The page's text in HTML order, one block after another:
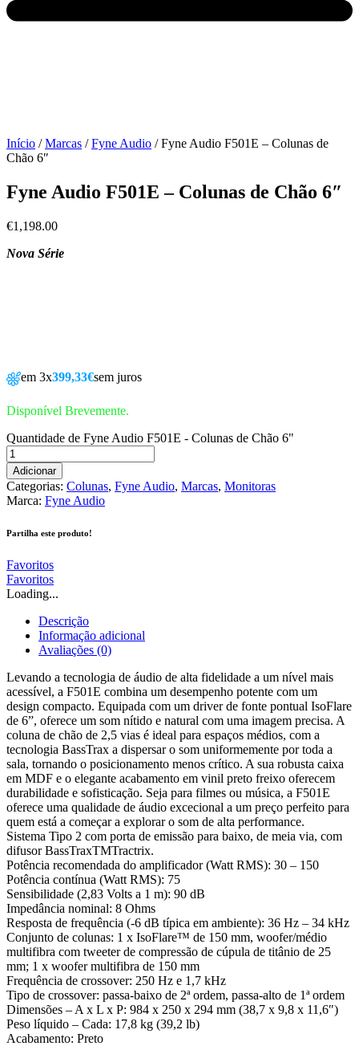
Início /Marcas /Fyne Audio / Fyne Audio F501E – Colunas de
Chão 6″
Fyne Audio F501E – Colunas de Chão 6″
€1,198.00
Nova Série
em 3x399,33€sem juros
Disponível Brevemente.
Quantidade de Fyne Audio F501E - Colunas de Chão 6"
Adicionar
Categorias: Colunas, Fyne Audio, Marcas, Monitoras
Marca: Fyne Audio
Partilha este produto!
Favoritos
Favoritos
Loading...
Descrição
Informação adicional
Avaliações (0)
Levando a tecnologia de áudio de alta fidelidade a um nível mais
acessível, a F501E combina um desempenho potente com um
design compacto. Equipada com um driver de fonte pontual IsoFlare
de 6”, oferece um som nítido e natural com uma imagem precisa. A
coluna de chão de 2,5 vias é ideal para espaços médios, com a
tecnologia BassTrax a dispersar o som uniformemente por toda a
sala, tornando o posicionamento menos crítico. A sua robusta caixa
em MDF e o elegante acabamento em vinil preto freixo oferecem
durabilidade e sofisticação. Seja para filmes ou música, a F501E
oferece uma qualidade de áudio excecional a um preço perfeito para
quem está a começar a explorar o som de alta performance.
Sistema Tipo 2 com porta de emissão para baixo, de meia via, com
difusor BassTraxTMTractrix.
Potência recomendada do amplificador (Watt RMS): 30 – 150
Potência contínua (Watt RMS): 75
Sensibilidade (2,83 Volts a 1 m): 90 dB
Impedância nominal: 8 Ohms
Resposta de frequência (-6 dB típica em ambiente): 36 Hz – 34 kHz
Conjunto de colunas: 1 x IsoFlare™ de 150 mm, woofer/médio
multifibra com tweeter de compressão de cúpula de titânio de 25
mm; 1 x woofer multifibra de 150 mm
Frequência de crossover: 250 Hz e 1,7 kHz
Tipo de crossover: passa-baixo de 2ª ordem, passa-alto de 1ª ordem
Dimensões – A x L x P: 984 x 250 x 294 mm (38,7 x 9,8 x 11,6″)
Peso líquido – Cada: 17,8 kg (39,2 lb)
Acabamento: Preto